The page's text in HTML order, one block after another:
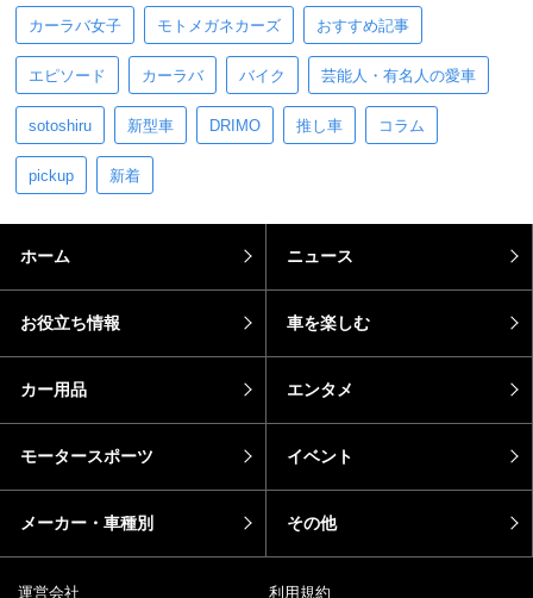
カーラバ女子 モトメガネカーズ おすすめ記事
エピソード カーラバ バイク 芸能人・有名人の愛車
sotoshiru 新型車 DRIMO 推し車 コラム
pickup 新着
ホーム ニュース
お役立ち情報 車を楽しむ
カー用品 エンタメ
モータースポーツ イベント
メーカー・車種別 その他
運営会社 利用規約